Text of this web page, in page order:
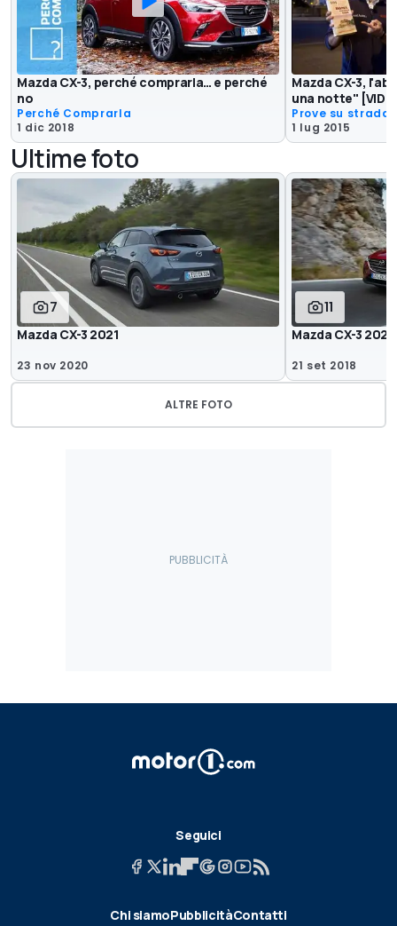
Mazda CX-3, perché comprarla… e perché
no
Perché Comprarla
1 dic 2018
Mazda CX-3,
una notte"
Prove su strada
1 lug 2015
Ultime foto
7
Mazda CX-3 2021
23 nov 2020
11
Mazda CX-3 2020
21 set 2018
ALTRE FOTO
Seguici
Chi siamoPubblicitàContatti